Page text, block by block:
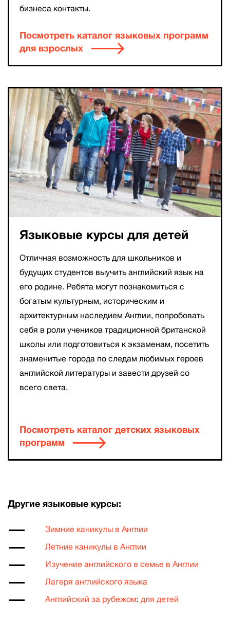
бизнеса контакты.
Посмотреть каталог языковых программ
для взрослых
Языковые курсы для детей
Отличная возможность для школьников и
будущих студентов выучить английский язык на
его родине. Ребята могут познакомиться с
богатым культурным, историческим и
архитектурным наследием Англии, попробовать
себя в роли учеников традиционной британской
школы или подготовиться к экзаменам, посетить
знаменитые города по следам любимых героев
английской литературы и завести друзей со
всего света.
Посмотреть каталог детских языковых
программ
Другие языковые курсы:
Зимние каникулы в Англии
Летние каникулы в Англии
Изучение английского в семье в Англии
Лагеря английского языка
Английский за рубежом:для детей